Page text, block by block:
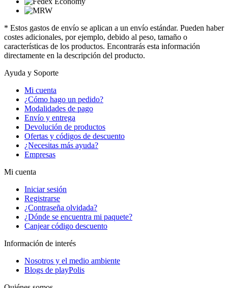
* Estos gastos de envío se aplican a un envío estándar. Pueden haber
costes adicionales, por ejemplo, debido al peso, tamaño o
características de los productos. Encontrarás esta información
directamente en la descripción del producto.
Ayuda y Soporte
Mi cuenta
¿Cómo hago un pedido?
Modalidades de pago
Envío y entrega
Devolución de productos
Ofertas y códigos de descuento
¿Necesitas más ayuda?
Empresas
Mi cuenta
Iniciar sesión
Registrarse
¿Contraseña olvidada?
¿Dónde se encuentra mi paquete?
Canjear código descuento
Información de interés
Nosotros y el medio ambiente
Blogs de playPolis